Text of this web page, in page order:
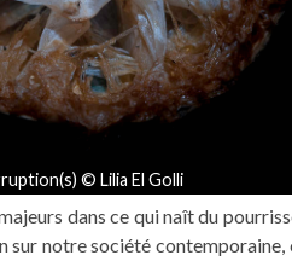
© Lilia El Golli
dans ce qui naît du
notre société contemporaine,